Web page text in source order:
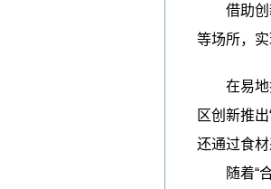
借助创新
等场所，
在易地扶
区创新推
还通过食
随着“合